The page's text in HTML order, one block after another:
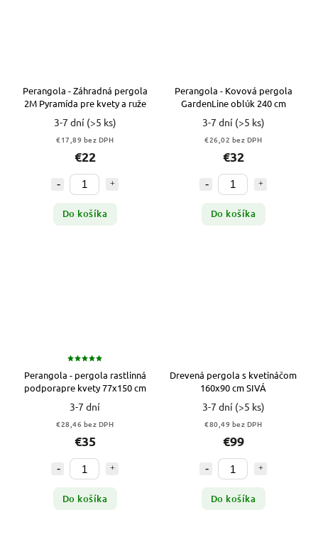
Perangola - Záhradná pergola
2M Pyramída pre kvety a ruže
3-7 dní (>5 ks)
€17,89 bez DPH
€22
Do košíka
Perangola - Kovová pergola
GardenLine oblúk 240 cm
3-7 dní (>5 ks)
€26,02 bez DPH
€32
Do košíka
Perangola - pergola rastlinná
podporapre kvety 77x150 cm
3-7 dní
€28,46 bez DPH
€35
Do košíka
Drevená pergola s kvetináčom
160x90 cm SIVÁ
3-7 dní (>5 ks)
€80,49 bez DPH
€99
Do košíka